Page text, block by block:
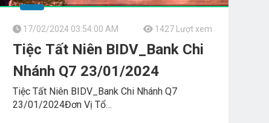
17/02/2024 03:54:00 AM 1427 Lượt xem
Tiệc Tất Niên BIDV_Bank Chi
Nhánh Q7 23/01/2024
Tiệc Tất Niên BIDV_Bank Chi Nhánh Q7
23/01/2024Đơn Vị Tổ